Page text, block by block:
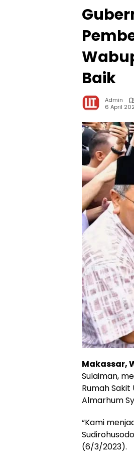
Baik
Admin
6 April
Makassar,
Sulaiman,
Rumah
Almarhum
“Kami
(6/3/2023).